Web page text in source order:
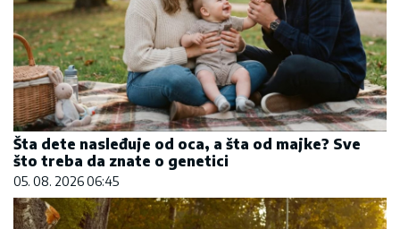
Šta dete nasleđuje od oca, a šta od majke? Sve
što treba da znate o genetici
05. 08. 2026 06:45